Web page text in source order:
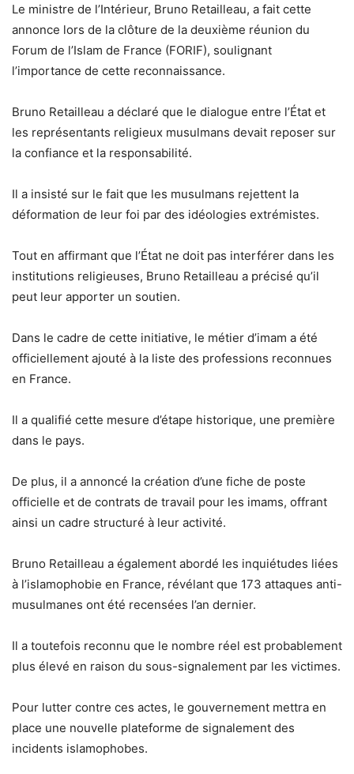
Le ministre de l’Intérieur, Bruno Retailleau, a fait cette
annonce lors de la clôture de la deuxième réunion du
Forum de l’Islam de France (FORIF), soulignant
l’importance de cette reconnaissance.
Bruno Retailleau a déclaré que le dialogue entre l’État et
les représentants religieux musulmans devait reposer sur
la confiance et la responsabilité.
Il a insisté sur le fait que les musulmans rejettent la
déformation de leur foi par des idéologies extrémistes.
Tout en affirmant que l’État ne doit pas interférer dans les
institutions religieuses, Bruno Retailleau a précisé qu’il
peut leur apporter un soutien.
Dans le cadre de cette initiative, le métier d’imam a été
officiellement ajouté à la liste des professions reconnues
en France.
Il a qualifié cette mesure d’étape historique, une première
dans le pays.
De plus, il a annoncé la création d’une fiche de poste
officielle et de contrats de travail pour les imams, offrant
ainsi un cadre structuré à leur activité.
Bruno Retailleau a également abordé les inquiétudes liées
à l’islamophobie en France, révélant que 173 attaques anti-
musulmanes ont été recensées l’an dernier.
Il a toutefois reconnu que le nombre réel est probablement
plus élevé en raison du sous-signalement par les victimes.
Pour lutter contre ces actes, le gouvernement mettra en
place une nouvelle plateforme de signalement des
incidents islamophobes.